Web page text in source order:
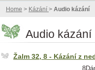
Home > Kázání > Audio kázání
Audio kázání
Žalm 32, 8 - Kázání z